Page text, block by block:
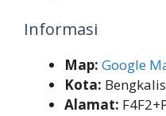
Informasi
Map: Google
Kota: Bengkalis
Alamat: